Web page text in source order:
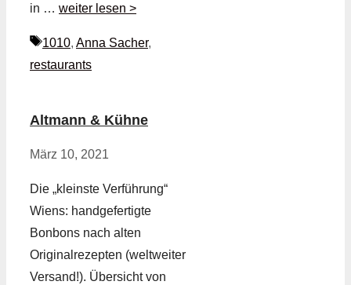
in … weiter lesen >
Schlagwörter
1010, Anna Sacher,
restaurants
Altmann & Kühne
März 10, 2021
Die „kleinste Verführung“
Wiens: handgefertigte
Bonbons nach alten
Originalrezepten (weltweiter
Versand!). Übersicht von